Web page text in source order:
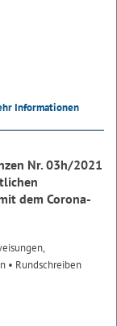
Informationen
Nr. 03h/2021
dem Corona-
• Rundschreiben